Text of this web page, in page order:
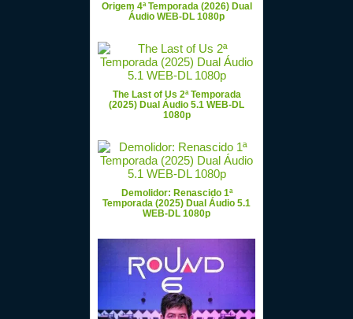
Origem 4ª Temporada (2026) Dual
Áudio WEB-DL 1080p
The Last of Us 2ª Temporada
(2025) Dual Áudio 5.1 WEB-DL
1080p
Demolidor: Renascido 1ª
Temporada (2025) Dual Áudio 5.1
WEB-DL 1080p